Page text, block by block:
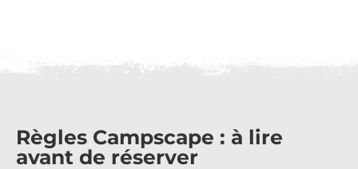
Règles Campscape : à lire
avant de réserver